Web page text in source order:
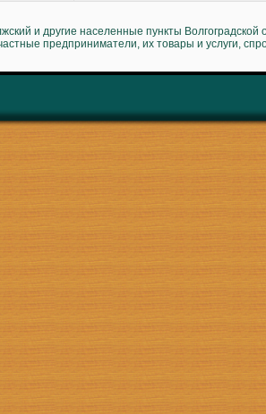
и другие населенные пункты Волгоградской
предприниматели, их товары и услуги,